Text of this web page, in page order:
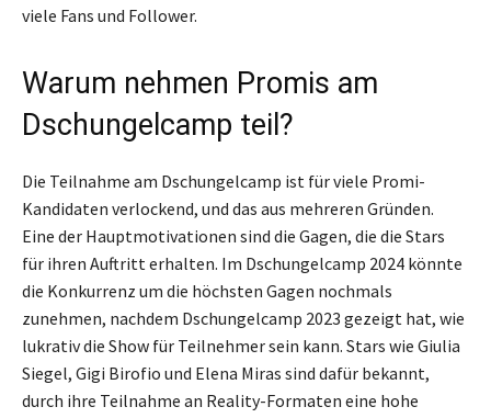
viele Fans und Follower.
Warum nehmen Promis am
Dschungelcamp teil?
Die Teilnahme am Dschungelcamp ist für viele Promi-
Kandidaten verlockend, und das aus mehreren Gründen.
Eine der Hauptmotivationen sind die Gagen, die die Stars
für ihren Auftritt erhalten. Im Dschungelcamp 2024 könnte
die Konkurrenz um die höchsten Gagen nochmals
zunehmen, nachdem Dschungelcamp 2023 gezeigt hat, wie
lukrativ die Show für Teilnehmer sein kann. Stars wie Giulia
Siegel, Gigi Birofio und Elena Miras sind dafür bekannt,
durch ihre Teilnahme an Reality-Formaten eine hohe